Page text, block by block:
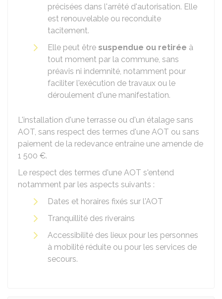
précisées dans l'arrêté d'autorisation. Elle
est renouvelable ou reconduite
tacitement.
Elle peut être suspendue ou retirée à
tout moment par la commune, sans
préavis ni indemnité, notamment pour
faciliter l'exécution de travaux ou le
déroulement d'une manifestation.
L'installation d'une terrasse ou d'un étalage sans
AOT, sans respect des termes d'une AOT ou sans
paiement de la redevance entraîne une amende de
1 500 €.
Le respect des termes d'une AOT s'entend
notamment par les aspects suivants :
Dates et horaires fixés sur l'AOT
Tranquillité des riverains
Accessibilité des lieux pour les personnes
à mobilité réduite ou pour les services de
secours.